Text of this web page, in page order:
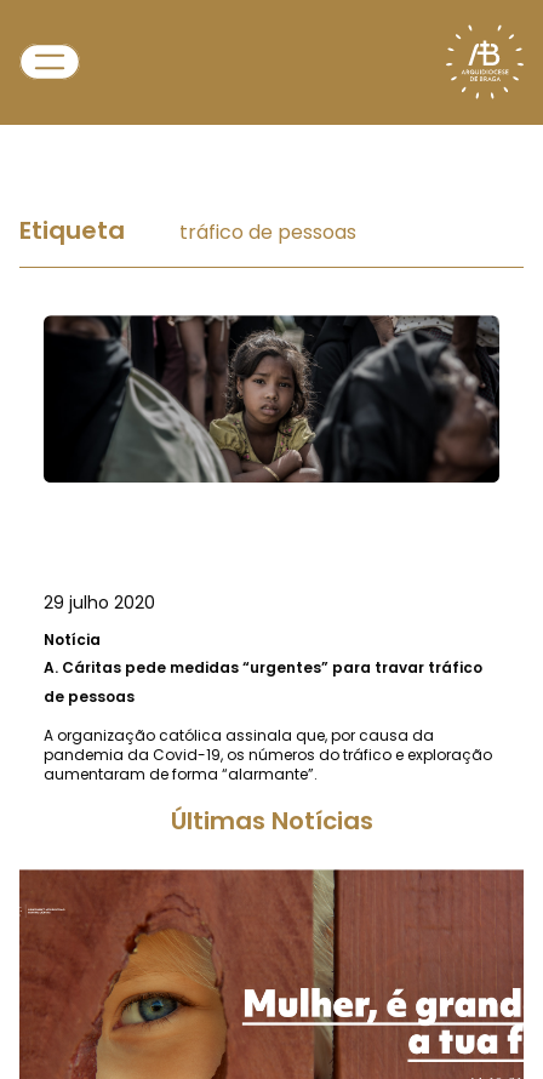
Etiqueta tráfico de pessoas
29 julho 2020
Notícia
A. Cáritas pede medidas “urgentes” para travar tráfico
de pessoas
A organização católica assinala que, por causa da
pandemia da Covid-19, os números do tráfico e exploração
aumentaram de forma “alarmante”.
Últimas Notícias